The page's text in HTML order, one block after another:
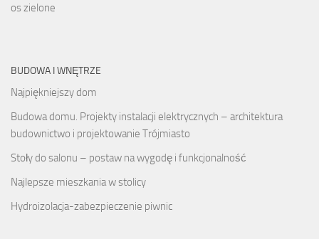
os zielone
BUDOWA I WNĘTRZE
Najpiękniejszy dom
Budowa domu. Projekty instalacji elektrycznych – architektura
budownictwo i projektowanie Trójmiasto
Stoły do salonu – postaw na wygodę i funkcjonalność
Najlepsze mieszkania w stolicy
Hydroizolacja-zabezpieczenie piwnic